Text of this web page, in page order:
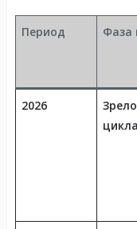
Период Фаза
2026
цикла